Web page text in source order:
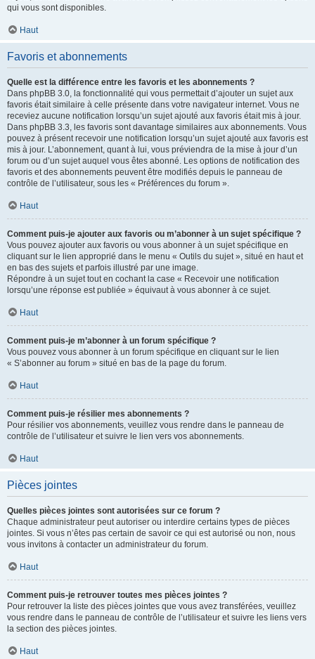
qui vous sont disponibles.
Haut
Favoris et abonnements
Quelle est la différence entre les favoris et les abonnements ?
Dans phpBB 3.0, la fonctionnalité qui vous permettait d’ajouter un sujet aux
favoris était similaire à celle présente dans votre navigateur internet. Vous ne
receviez aucune notification lorsqu’un sujet ajouté aux favoris était mis à jour.
Dans phpBB 3.3, les favoris sont davantage similaires aux abonnements. Vous
pouvez à présent recevoir une notification lorsqu’un sujet ajouté aux favoris est
mis à jour. L’abonnement, quant à lui, vous préviendra de la mise à jour d’un
forum ou d’un sujet auquel vous êtes abonné. Les options de notification des
favoris et des abonnements peuvent être modifiés depuis le panneau de
contrôle de l’utilisateur, sous les « Préférences du forum ».
Haut
Comment puis-je ajouter aux favoris ou m’abonner à un sujet spécifique ?
Vous pouvez ajouter aux favoris ou vous abonner à un sujet spécifique en
cliquant sur le lien approprié dans le menu « Outils du sujet », situé en haut et
en bas des sujets et parfois illustré par une image.
Répondre à un sujet tout en cochant la case « Recevoir une notification
lorsqu’une réponse est publiée » équivaut à vous abonner à ce sujet.
Haut
Comment puis-je m’abonner à un forum spécifique ?
Vous pouvez vous abonner à un forum spécifique en cliquant sur le lien
« S’abonner au forum » situé en bas de la page du forum.
Haut
Comment puis-je résilier mes abonnements ?
Pour résilier vos abonnements, veuillez vous rendre dans le panneau de
contrôle de l’utilisateur et suivre le lien vers vos abonnements.
Haut
Pièces jointes
Quelles pièces jointes sont autorisées sur ce forum ?
Chaque administrateur peut autoriser ou interdire certains types de pièces
jointes. Si vous n’êtes pas certain de savoir ce qui est autorisé ou non, nous
vous invitons à contacter un administrateur du forum.
Haut
Comment puis-je retrouver toutes mes pièces jointes ?
Pour retrouver la liste des pièces jointes que vous avez transférées, veuillez
vous rendre dans le panneau de contrôle de l’utilisateur et suivre les liens vers
la section des pièces jointes.
Haut